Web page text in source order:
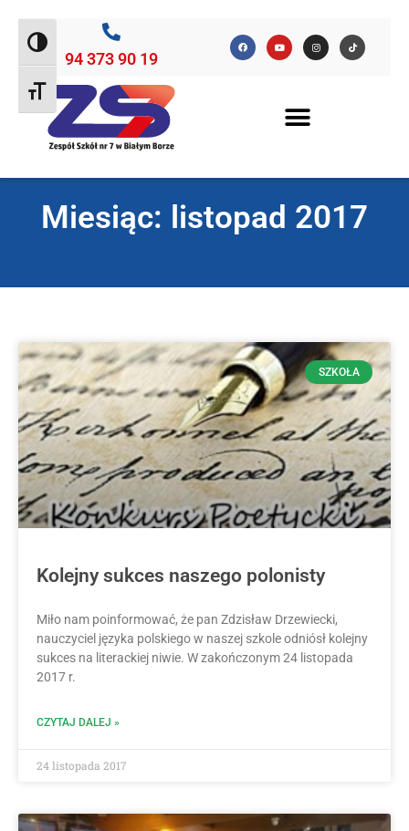
Toggle High Contrast
Toggle Font size
94 373 90 19
Miesiąc: listopad 2017
SZKOŁA
Kolejny sukces naszego polonisty
Miło nam poinformować, że pan Zdzisław Drzewiecki,
nauczyciel języka polskiego w naszej szkole odniósł kolejny
sukces na literackiej niwie. W zakończonym 24 listopada
2017 r.
CZYTAJ DALEJ »
24 listopada 2017